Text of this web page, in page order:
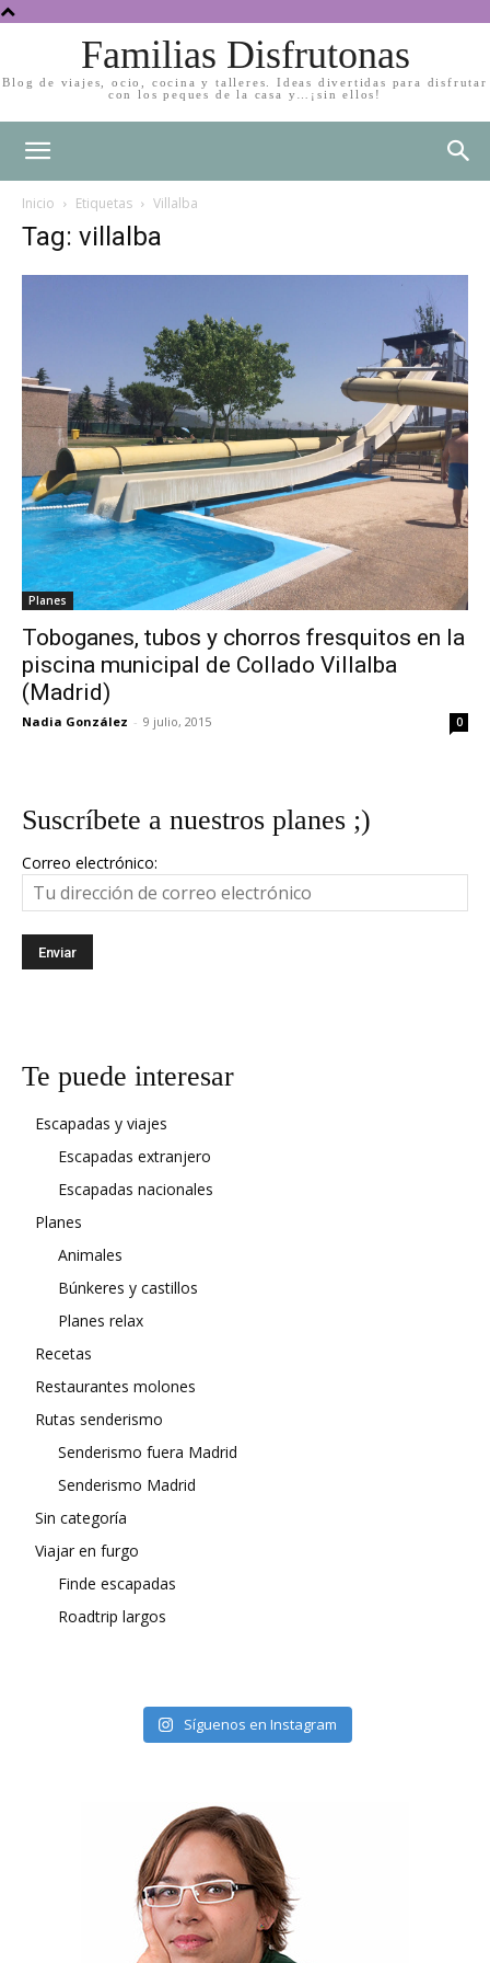
Familias Disfrutonas
Blog de viajes, ocio, cocina y talleres. Ideas divertidas para disfrutar
con los peques de la casa y…¡sin ellos!
Inicio Etiquetas Villalba
Tag: villalba
Planes
Toboganes, tubos y chorros fresquitos en la
piscina municipal de Collado Villalba
(Madrid)
Nadia González - 9 julio, 2015 0
Suscríbete a nuestros planes ;)
Correo electrónico:
Te puede interesar
Escapadas y viajes
Escapadas extranjero
Escapadas nacionales
Planes
Animales
Búnkeres y castillos
Planes relax
Recetas
Restaurantes molones
Rutas senderismo
Senderismo fuera Madrid
Senderismo Madrid
Sin categoría
Viajar en furgo
Finde escapadas
Roadtrip largos
Síguenos en Instagram